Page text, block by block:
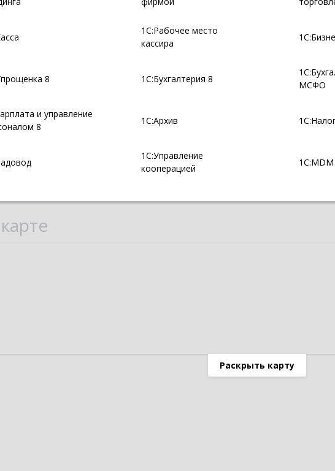
1С:Рабочее место
кассира
8 1С:Бухгалтерия 8
МСФО
и управление
8
1С:Архив
1С:Управление
кооперацией
Раскрыть карту